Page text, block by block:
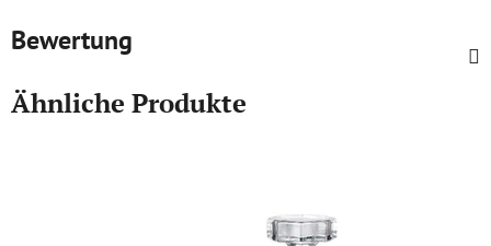
Bewertung
Ähnliche Produkte